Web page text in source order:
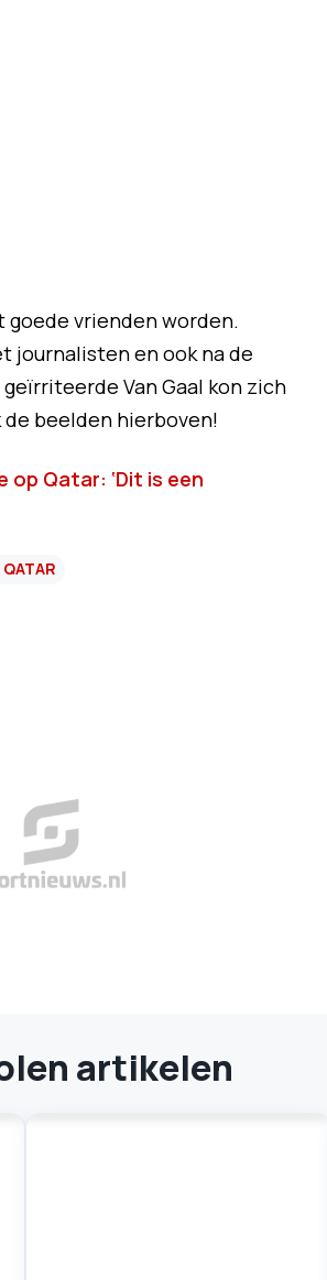
goede vrienden worden.
journalisten en ook na de
Van Gaal kon zich
beelden hierboven!
op Qatar: ‘Dit is een
QATAR
artikelen